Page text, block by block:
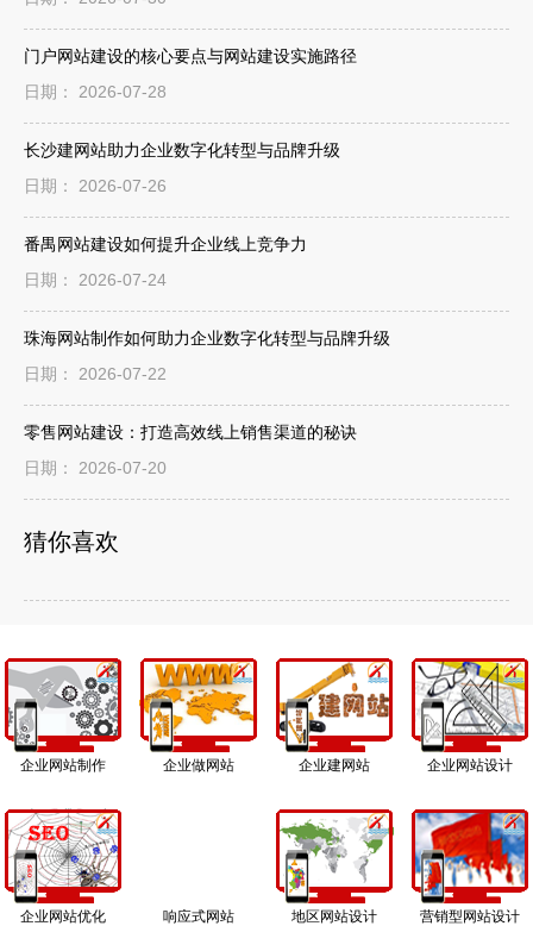
门户网站建设的核心要点与网站建设实施路径
日期： 2026-07-28
长沙建网站助力企业数字化转型与品牌升级
日期： 2026-07-26
番禺网站建设如何提升企业线上竞争力
日期： 2026-07-24
珠海网站制作如何助力企业数字化转型与品牌升级
日期： 2026-07-22
零售网站建设：打造高效线上销售渠道的秘诀
日期： 2026-07-20
猜你喜欢
企业网站制作 企业做网站 企业建网站 企业网站设计
企业网站优化 响应式网站 地区网站设计 营销型网站设计